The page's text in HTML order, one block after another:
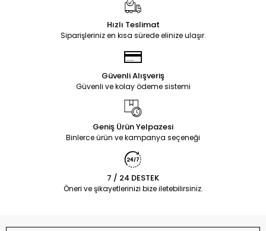
Hızlı Teslimat
Siparişleriniz en kısa sürede elinize ulaşır.
Güvenli Alışveriş
Güvenli ve kolay ödeme sistemi
Geniş Ürün Yelpazesi
Binlerce ürün ve kampanya seçeneği
7 / 24 DESTEK
Öneri ve şikayetlerinizi bize iletebilirsiniz.